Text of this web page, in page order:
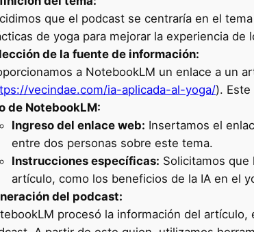
que el podcast se centraría en el tema
de yoga para mejorar la experiencia de
de la fuente de información:
a NotebookLM un enlace a un
vecindae.com/ia-aplicada-al-yoga/).
de NotebookLM:
Ingreso del enlace web: Insertamos el
entre dos personas sobre este tema.
Instrucciones específicas: Solicitamos
artículo, como los beneficios de la IA en el
del podcast:
procesó la información del